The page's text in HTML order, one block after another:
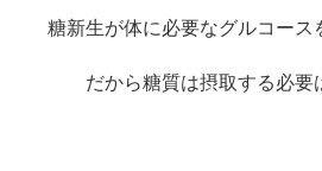
糖新生が体に必要なグルコース
だから糖質は摂取する必要